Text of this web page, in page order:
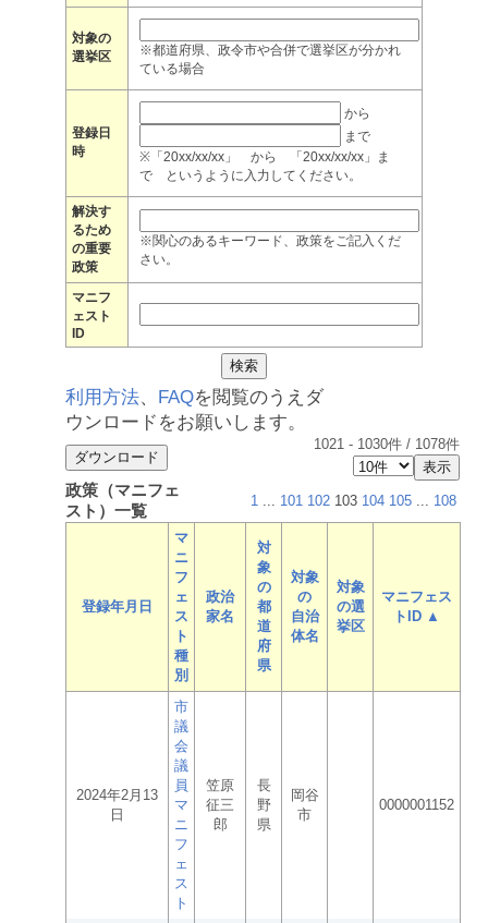
対象の
選挙区
※都道府県、政令市や合併で選挙区が分かれ
ている場合
登録日
時
から
まで
※「20xx/xx/xx」 から 「20xx/xx/xx」ま
で というように入力してください。
解決す
るため
の重要
政策
※関心のあるキーワード、政策をご記入くだ
さい。
マニフ
ェスト
ID
利用方法、 FAQを閲覧のうえダ
ウンロードをお願いします。
1021 - 1030件 / 1078件
政策（マニフェ
スト）一覧
1 ... 101 102 103 104 105 ... 108
登録年月日
マ
ニ
フ
ェ
ス
ト
種
別
政治
家名
対
象
の
都
道
府
県
対象
の
自治
体名
対象
の選
挙区
マニフェス
トID ▲
2024年2月13
日
市
議
会
議
員
マ
ニ
フ
ェ
ス
ト
笠原
征三
郎
長
野
県
岡谷
市
0000001152